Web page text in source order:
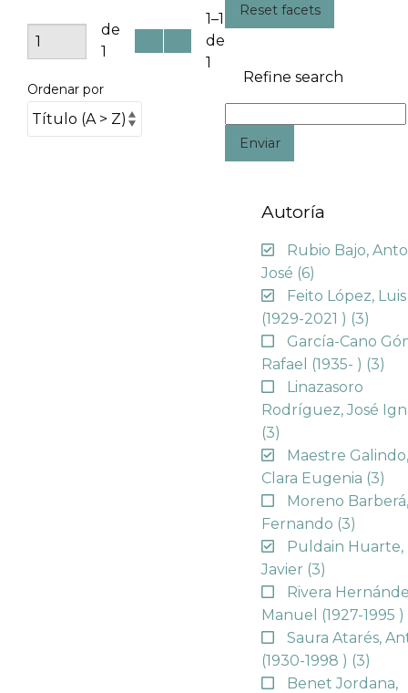
de
1
1–1
de
1
Ordenar por
Reset facets
Refine search
Enviar
Autoría
Rubio Bajo,
José (6)
Feito López, Luis
(1929-2021 ) (3)
García-Cano
Rafael (1935- ) (3)
Linazasoro
Rodríguez, José
(3)
Maestre
Clara Eugenia (3)
Moreno
Fernando (3)
Puldain Huarte,
Javier (3)
Rivera
Manuel (1927-1995 )
Saura Atarés,
(1930-1998 ) (3)
Benet Jordana,